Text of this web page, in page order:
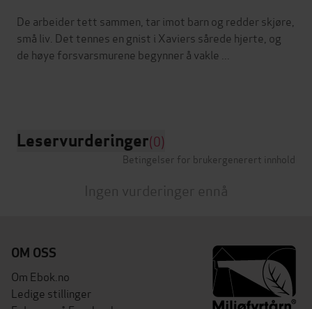
De arbeider tett sammen, tar imot barn og redder skjøre,
små liv. Det tennes en gnist i Xaviers sårede hjerte, og
de høye forsvarsmurene begynner å vakle ...
Leservurderinger(0)
Betingelser for brukergenerert innhold
Ingen vurderinger ennå
OM OSS
Om Ebok.no
Ledige stillinger